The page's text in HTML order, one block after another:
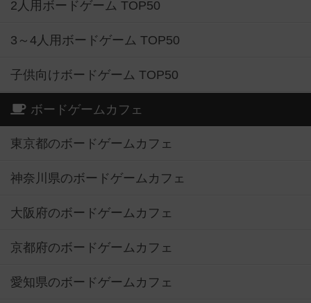
2人用ボードゲーム TOP50
3～4人用ボードゲーム TOP50
子供向けボードゲーム TOP50
ボードゲームカフェ
東京都のボードゲームカフェ
神奈川県のボードゲームカフェ
大阪府のボードゲームカフェ
京都府のボードゲームカフェ
愛知県のボードゲームカフェ